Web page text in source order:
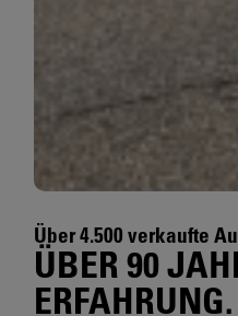
Über 4.500 verkaufte
ÜBER 90
ERFAHRUNG.